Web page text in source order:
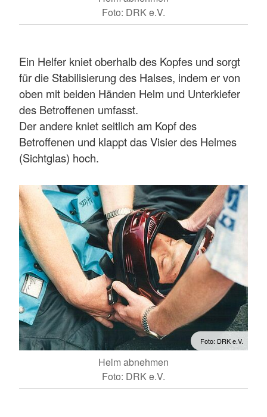
Foto: DRK e.V.
Ein Helfer kniet oberhalb des Kopfes und sorgt
für die Stabilisierung des Halses, indem er von
oben mit beiden Händen Helm und Unterkiefer
des Betroffenen umfasst.
Der andere kniet seitlich am Kopf des
Betroffenen und klappt das Visier des Helmes
(Sichtglas) hoch.
Foto: DRK e.V.
Helm abnehmen
Foto: DRK e.V.